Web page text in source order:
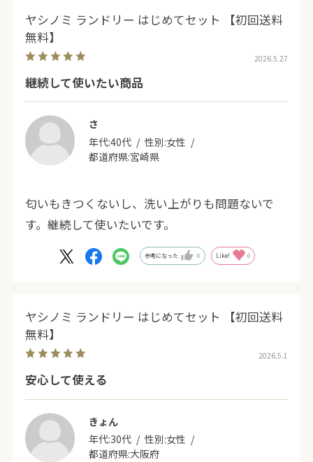
ヤシノミ ランドリー はじめてセット 【初回送料
無料】
2026.5.27
継続して使いたい商品
さ
年代:40代 性別:女性
都道府県:宮崎県
匂いもきつくないし、洗い上がりも問題ないで
す。継続して使いたいです。
参考になった 0 Like! 0
ヤシノミ ランドリー はじめてセット 【初回送料
無料】
2026.5.1
安心して使える
きょん
年代:30代 性別:女性
都道府県:大阪府